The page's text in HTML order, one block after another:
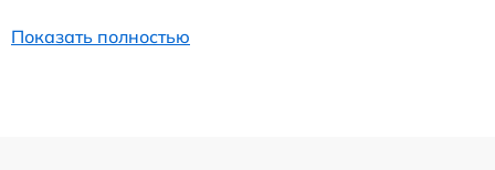
Показать полностью